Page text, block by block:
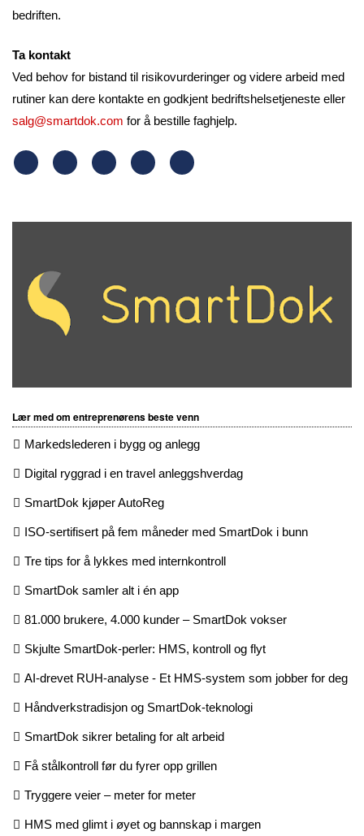
bedriften.
Ta kontakt
Ved behov for bistand til risikovurderinger og videre arbeid med
rutiner kan dere kontakte en godkjent bedriftshelsetjeneste eller
salg@smartdok.com for å bestille faghjelp.
Lær med om entreprenørens beste venn
Markedslederen i bygg og anlegg
Digital ryggrad i en travel anleggshverdag
SmartDok kjøper AutoReg
ISO-sertifisert på fem måneder med SmartDok i bunn
Tre tips for å lykkes med internkontroll
SmartDok samler alt i én app
81.000 brukere, 4.000 kunder – SmartDok vokser
Skjulte SmartDok-perler: HMS, kontroll og flyt
AI-drevet RUH-analyse - Et HMS-system som jobber for deg
Håndverkstradisjon og SmartDok-teknologi
SmartDok sikrer betaling for alt arbeid
Få stålkontroll før du fyrer opp grillen
Tryggere veier – meter for meter
HMS med glimt i øyet og bannskap i margen